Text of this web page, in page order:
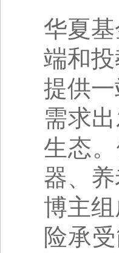
华夏
端和
提供
需求
生态
器、
博主
险承